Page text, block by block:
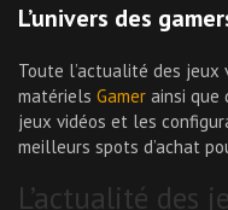
L’univers des
Toute l’actualité des jeux
matériels Gamer ainsi que
jeux vidéos et les
meilleurs spots d’achat
L’actualité des